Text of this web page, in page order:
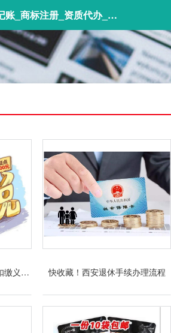
注册公司_代理记账_商标注册_资质代办_森象集团
个税专项附加扣除，通过扣缴义务人申报与年度自行申报有啥区别？ 快收藏！西安退休手续办理流程